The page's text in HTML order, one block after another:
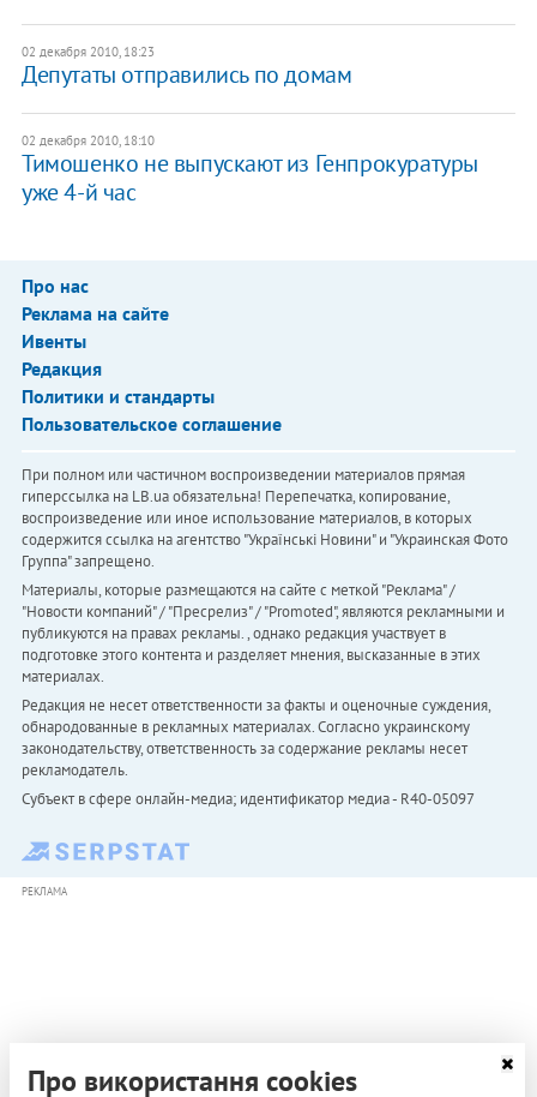
02 декабря 2010, 18:23
Депутаты отправились по домам
02 декабря 2010, 18:10
Тимошенко не выпускают из Генпрокуратуры
уже 4-й час
Про нас
Реклама на сайте
Ивенты
Редакция
Политики и стандарты
Пользовательское соглашение
При полном или частичном воспроизведении материалов прямая
гиперссылка на LB.ua обязательна! Перепечатка, копирование,
воспроизведение или иное использование материалов, в которых
содержится ссылка на агентство "Українськi Новини" и "Украинская Фото
Группа" запрещено.
Материалы, которые размещаются на сайте с меткой "Реклама" /
"Новости компаний" / "Пресрелиз" / "Promoted", являются рекламными и
публикуются на правах рекламы. , однако редакция участвует в
подготовке этого контента и разделяет мнения, высказанные в этих
материалах.
Редакция не несет ответственности за факты и оценочные суждения,
обнародованные в рекламных материалах. Согласно украинскому
законодательству, ответственность за содержание рекламы несет
рекламодатель.
Субъект в сфере онлайн-медиа; идентификатор медиа - R40-05097
РЕКЛАМА
Про використання cookies